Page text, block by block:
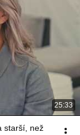
25:33
starší, než